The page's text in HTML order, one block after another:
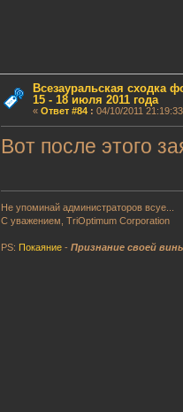
Всезауральская сходка
15 - 18 июля 2011 года
« Ответ #84: 04/10/2011
Вот после этого
Не упоминай администраторов всуе...
С уважением, TriOptimum Corporation
PS: Покаяние -Признание своей